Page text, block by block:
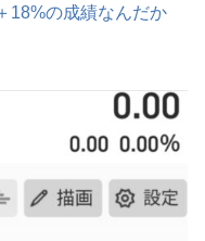
18%の成績なんだか